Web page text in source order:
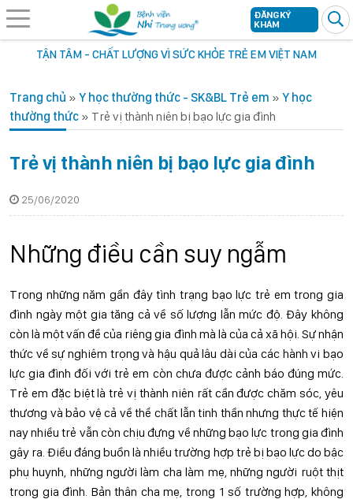
TẬN TÂM - CHẤT LƯỢNG VÌ SỨC KHỎE TRẺ EM VIỆT NAM
ĐĂNG KÝ
KHÁM
Trang chủ » Y học thường thức - SK&BL Trẻ em » Y học
thường thức » Trẻ vị thành niên bị bạo lực gia đình
Trẻ vị thành niên bị bạo lực gia đình
25/06/2020
Những điều cần suy ngẫm
Trong những năm gần đây tình trạng bạo lực trẻ em trong gia
đình ngày một gia tăng cả về số lượng lẫn mức độ. Đây không
còn là một vấn đề của riêng gia đình mà là của cả xã hội. Sự nhận
thức về sự nghiêm trọng và hậu quả lâu dài của các hành vi bạo
lực gia đình đối với trẻ em còn chưa được cảnh báo đúng mức.
Trẻ em đặc biệt là trẻ vị thành niên rất cần được chăm sóc, yêu
thương và bảo vệ cả về thể chất lẫn tinh thần nhưng thực tế hiện
nay nhiều trẻ vẫn còn chịu đựng về những bạo lực trong gia đình
gây ra. Điều đáng buồn là nhiều trường hợp trẻ bị bạo lực do bậc
phụ huynh, những người làm cha làm mẹ, những người ruột thịt
trong gia đình. Bản thân cha mẹ, trong 1 số trường hợp, không